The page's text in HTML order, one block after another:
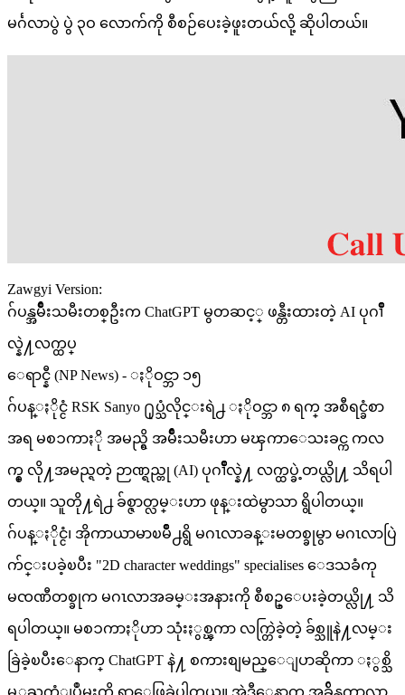
မင်္ဂလာပွဲ ပွဲ ၃ဝ လောက်ကို စီစဉ်ပေးခဲ့ဖူးတယ်လို့ ဆိုပါတယ်။
Zawgyi Version:
ဂ်ပန္အမ်ိဳးသမီးတစ္ဦးက ChatGPT မွတဆင့္ ဖန္တီးထားတဲ့ AI ပုဂၢိဳ
လ္နဲ႔လက္ထပ္
ေရာင္နီ (NP News) - ႏိုဝင္ဘာ ၁၅
ဂ်ပန္ႏိုင္ငံ RSK Sanyo ႐ုပ္သံလိုင္းရဲ႕ ႏိုဝင္ဘာ ၈ ရက္ အစီရင္ခံစာ
အရ မစၥကာႏို အမည္ရွိ အမ်ိဳးသမီးဟာ မၾကာေသးခင္က ကလ
က္စ္ လို႔အမည္ရတဲ့ ဉာဏ္ရည္တု (AI) ပုဂၢိဳလ္နဲ႔ လက္ထပ္ခဲ့တယ္လို႔ သိရပါ
တယ္။ သူတို႔ရဲ႕ ခ်စ္ဇာတ္လမ္းဟာ ဖုန္းထဲမွာသာ ရွိပါတယ္။
ဂ်ပန္ႏိုင္ငံ၊ အိုကာယာမာၿမိဳ႕ရွိ မဂၤလာခန္းမတစ္ခုမွာ မဂၤလာပြဲ
က်င္းပခဲ့ၿပီး "2D character weddings" specialises ေဒသခံကု
မၸဏီတစ္ခုက မဂၤလာအခမ္းအနားကို စီစဥ္ေပးခဲ့တယ္လို႔ သိ
ရပါတယ္။ မစၥကာႏိုဟာ သုံးႏွစ္ၾကာ လက္တြဲခဲ့တဲ့ ခ်စ္သူနဲ႔လမ္း
ခြဲခဲ့ၿပီးေနာက္ ChatGPT နဲ႔ စကားစျမည္ေျပာဆိုကာ ႏွစ္သိ
မ့္အႀကံျပဳမႈကို ရွာေဖြခဲ့ပါတယ္။ အဲဒီေနာက္ အခ်ိန္ၾကာလာ